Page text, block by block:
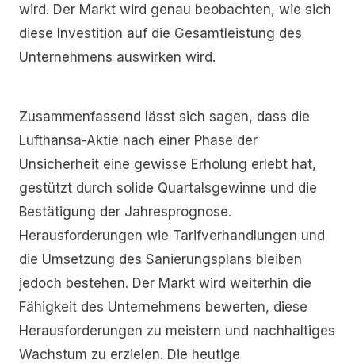
wird. Der Markt wird genau beobachten, wie sich
diese Investition auf die Gesamtleistung des
Unternehmens auswirken wird.
Zusammenfassend lässt sich sagen, dass die
Lufthansa-Aktie nach einer Phase der
Unsicherheit eine gewisse Erholung erlebt hat,
gestützt durch solide Quartalsgewinne und die
Bestätigung der Jahresprognose.
Herausforderungen wie Tarifverhandlungen und
die Umsetzung des Sanierungsplans bleiben
jedoch bestehen. Der Markt wird weiterhin die
Fähigkeit des Unternehmens bewerten, diese
Herausforderungen zu meistern und nachhaltiges
Wachstum zu erzielen. Die heutige